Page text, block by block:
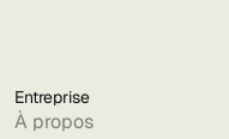
Entreprise
À propos